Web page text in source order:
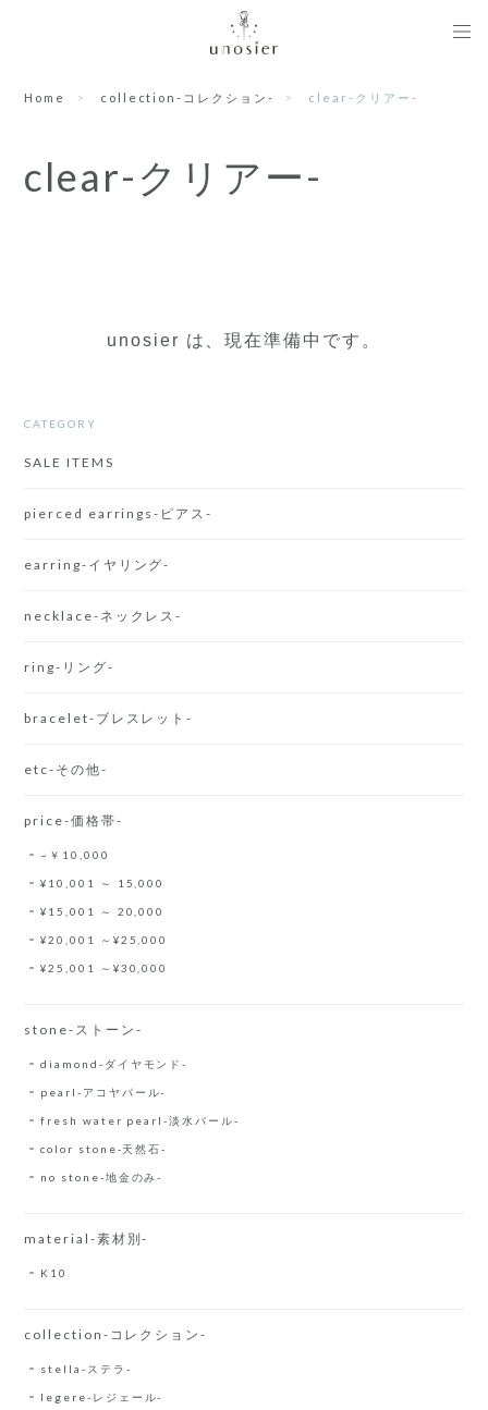
Home collection-コレクション- clear-クリアー-
clear-クリアー-
unosier は、現在準備中です。
CATEGORY
SALE ITEMS
pierced earrings-ピアス-
earring-イヤリング-
necklace-ネックレス-
ring-リング-
bracelet-ブレスレット-
etc-その他-
price-価格帯-
~￥10,000
¥10,001 ～ 15,000
¥15,001 ～ 20,000
¥20,001 ～¥25,000
¥25,001 ～¥30,000
stone-ストーン-
diamond-ダイヤモンド-
pearl-アコヤパール-
fresh water pearl-淡水パール-
color stone-天然石-
no stone-地金のみ-
material-素材別-
K10
collection-コレクション-
stella-ステラ-
legere-レジェール-